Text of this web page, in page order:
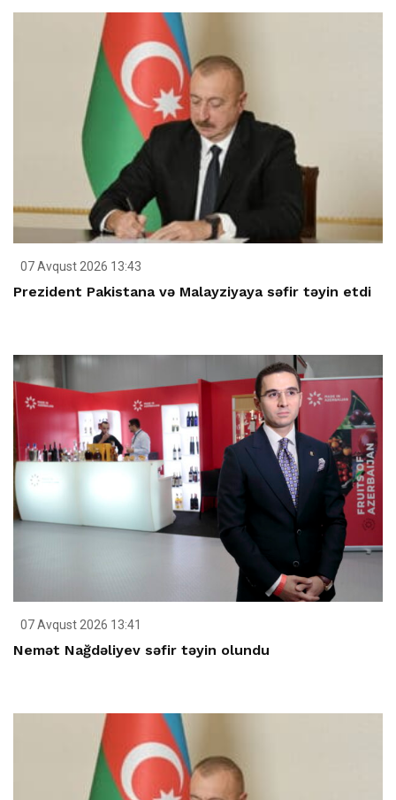
07 Avqust 2026 13:43
Prezident Pakistana və Malayziyaya səfir təyin etdi
07 Avqust 2026 13:41
Nemət Nağdəliyev səfir təyin olundu